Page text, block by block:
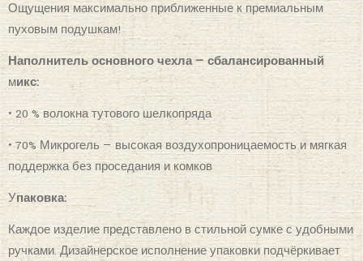
Ощущения максимально приближенные к премиальным
пуховым подушкам!
Наполнитель основного чехла — сбалансированный
микс:
• 20 % волокна тутового шелкопряда
• 70% Микрогель — высокая воздухопроницаемость и мягкая
поддержка без проседания и комков
Упаковка:
Каждое изделие представлено в стильной сумке с удобными
ручками. Дизайнерское исполнение упаковки подчёркивает